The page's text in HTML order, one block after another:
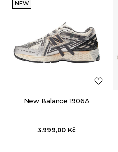
NEW
New Balance 1906A
3.999,00 Kč